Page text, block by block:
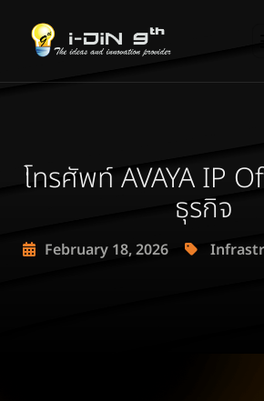
โทรศัพท์ AVAYA IP
ธุรกิจ
February 18, 2026